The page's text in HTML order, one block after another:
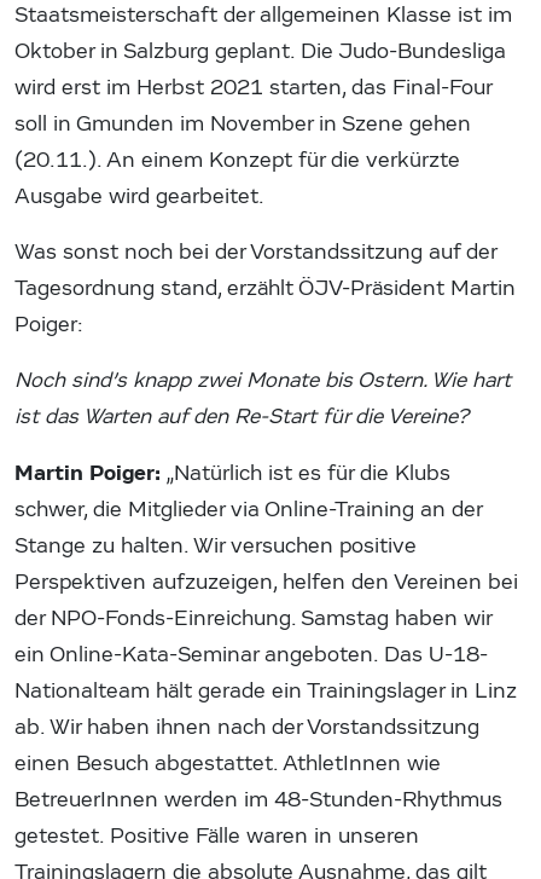
Staatsmeisterschaft der allgemeinen Klasse ist im
Oktober in Salzburg geplant. Die Judo-Bundesliga
wird erst im Herbst 2021 starten, das Final-Four
soll in Gmunden im November in Szene gehen
(20.11.). An einem Konzept für die verkürzte
Ausgabe wird gearbeitet.
Was sonst noch bei der Vorstandssitzung auf der
Tagesordnung stand, erzählt ÖJV-Präsident Martin
Poiger:
Noch sind’s knapp zwei Monate bis Ostern. Wie hart
ist das Warten auf den Re-Start für die Vereine?
Martin Poiger: „Natürlich ist es für die Klubs
schwer, die Mitglieder via Online-Training an der
Stange zu halten. Wir versuchen positive
Perspektiven aufzuzeigen, helfen den Vereinen bei
der NPO-Fonds-Einreichung. Samstag haben wir
ein Online-Kata-Seminar angeboten. Das U-18-
Nationalteam hält gerade ein Trainingslager in Linz
ab. Wir haben ihnen nach der Vorstandssitzung
einen Besuch abgestattet. AthletInnen wie
BetreuerInnen werden im 48-Stunden-Rhythmus
getestet. Positive Fälle waren in unseren
Trainingslagern die absolute Ausnahme, das gilt